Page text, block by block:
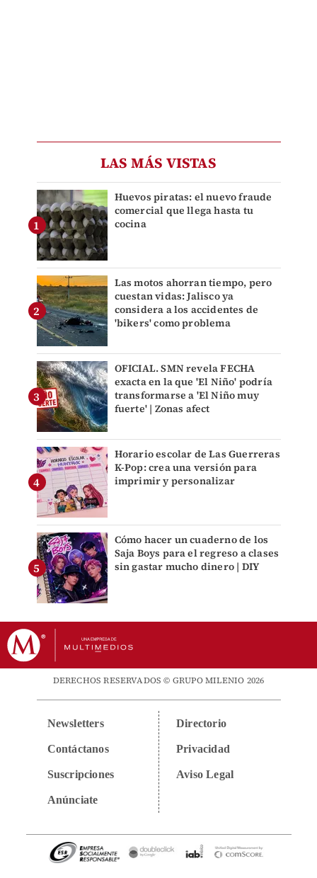
LAS MÁS VISTAS
Huevos piratas: el nuevo fraude
comercial que llega hasta tu
cocina
Las motos ahorran tiempo, pero
cuestan vidas: Jalisco ya
considera a los accidentes de
'bikers' como problema
OFICIAL. SMN revela FECHA
exacta en la que 'El Niño' podría
transformarse a 'El Niño muy
fuerte' | Zonas afect
Horario escolar de Las Guerreras
K-Pop: crea una versión para
imprimir y personalizar
Cómo hacer un cuaderno de los
Saja Boys para el regreso a clases
sin gastar mucho dinero | DIY
DERECHOS RESERVADOS © GRUPO MILENIO 2026
Newsletters
Contáctanos
Suscripciones
Anúnciate
Directorio
Privacidad
Aviso Legal